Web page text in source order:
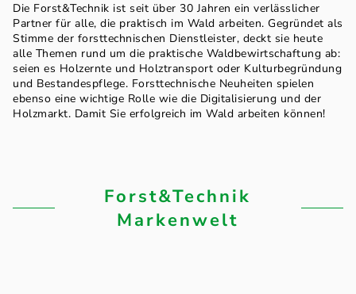
Die Forst&Technik ist seit über 30 Jahren ein verlässlicher
Partner für alle, die praktisch im Wald arbeiten. Gegründet als
Stimme der forsttechnischen Dienstleister, deckt sie heute
alle Themen rund um die praktische Waldbewirtschaftung ab:
seien es Holzernte und Holztransport oder Kulturbegründung
und Bestandespflege. Forsttechnische Neuheiten spielen
ebenso eine wichtige Rolle wie die Digitalisierung und der
Holzmarkt. Damit Sie erfolgreich im Wald arbeiten können!
Forst&Technik
Markenwelt